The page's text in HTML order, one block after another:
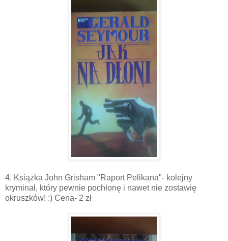
4. Książka John Grisham "Raport Pelikana"- kolejny
kryminał, który pewnie pochłonę i nawet nie zostawię
okruszków! :) Cena- 2 zł